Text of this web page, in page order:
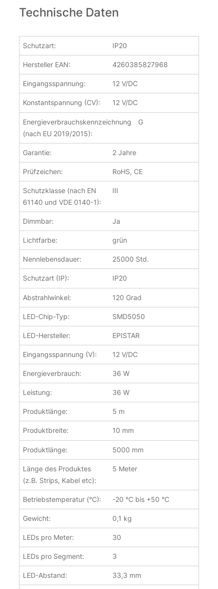
Technische Daten
Schutzart: IP20
Hersteller EAN: 4260385827968
Eingangsspannung: 12 V/DC
Konstantspannung (CV): 12 V/DC
Energieverbrauchskennzeichnung
(nach EU 2019/2015):
G
Garantie: 2 Jahre
Prüfzeichen: RoHS, CE
Schutzklasse (nach EN
61140 und VDE 0140-1):
III
Dimmbar: Ja
Lichtfarbe: grün
Nennlebensdauer: 25000 Std.
Schutzart (IP): IP20
Abstrahlwinkel: 120 Grad
LED-Chip-Typ: SMD5050
LED-Hersteller: EPISTAR
Eingangsspannung (V): 12 V/DC
Energieverbrauch: 36 W
Leistung: 36 W
Produktlänge: 5 m
Produktbreite: 10 mm
Produktlänge: 5000 mm
Länge des Produktes
(z.B. Strips, Kabel etc):
5 Meter
Betriebstemperatur (°C): -20 °C bis +50 °C
Gewicht: 0,1 kg
LEDs pro Meter: 30
LEDs pro Segment: 3
LED-Abstand: 33,3 mm